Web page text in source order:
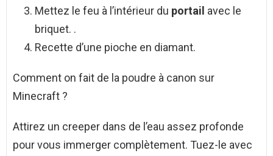
Mettez le feu à l’intérieur du portail avec le
briquet. .
Recette d’une pioche en diamant.
Comment on fait de la poudre à canon sur
Minecraft ?
Attirez un creeper dans de l’eau assez profonde
pour vous immerger complètement. Tuez-le avec